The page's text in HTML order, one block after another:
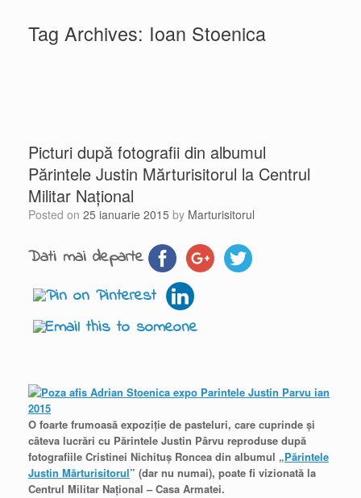
Tag Archives: Ioan Stoenica
Picturi după fotografii din albumul
Părintele Justin Mărturisitorul la Centrul
Militar Naţional
Posted on 25 ianuarie 2015 by Marturisitorul
Dati mai departe
O foarte frumoasă expoziţie de pasteluri, care cuprinde şi
câteva lucrări cu Părintele Justin Pârvu reproduse după
fotografiile Cristinei Nichituş Roncea din albumul „Părintele
Justin Mărturisitorul” (dar nu numai), poate fi vizionată la
Centrul Militar Naţional – Casa Armatei.